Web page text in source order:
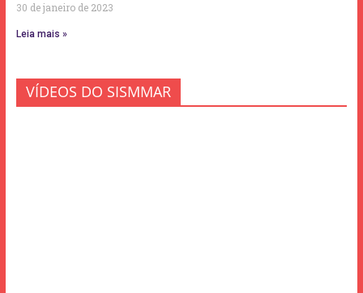
30 de janeiro de 2023
Leia mais »
VÍDEOS DO SISMMAR